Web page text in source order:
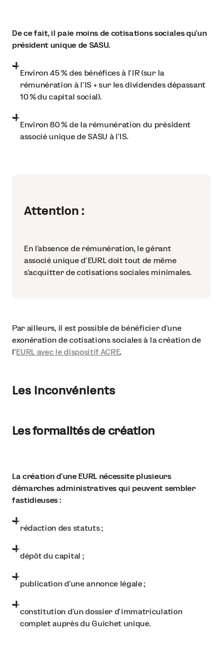
De ce fait, il paie moins de cotisations sociales qu’un
président unique de SASU.
Environ 45 % des bénéfices à l’IR (sur la
rémunération à l’IS + sur les dividendes dépassant
10 % du capital social).
Environ 80 % de la rémunération du président
associé unique de SASU à l’IS.
Attention :
En l’absence de rémunération, le gérant
associé unique d’EURL doit tout de même
s’acquitter de cotisations sociales minimales.
Par ailleurs, il est possible de bénéficier d’une
exonération de cotisations sociales à la création de
l’EURL avec le dispositif ACRE.
Les inconvénients
Les formalités de création
La création d'une EURL nécessite plusieurs
démarches administratives qui peuvent sembler
fastidieuses :
rédaction des statuts ;
dépôt du capital ;
publication d'une annonce légale ;
constitution d'un dossier d'immatriculation
complet auprès du Guichet unique.